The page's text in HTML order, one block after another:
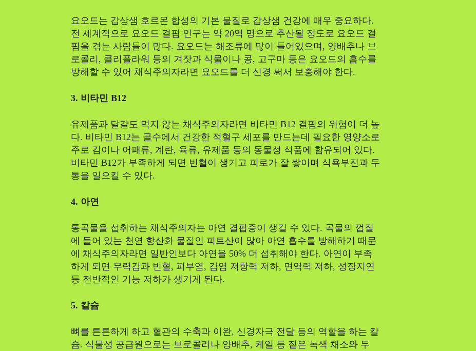
요오드는 갑상샘 호르몬 합성의 기본 물질로 갑상샘 건강에 매우 중요하다.
전 세계적으로 요오드 결핍 인구는 약 20억 명으로 추산될 정도로 요오드 결
핍을 겪는 사람들이 많다. 요오드는 해조류에 많이 들어있으며, 양배추나 브
로콜리, 콜리플라워 등의 겨잣과 식물이나 콩, 고구마 등은 요오드의 흡수를
방해할 수 있어 채식주의자라면 요오드를 더 신경 써서 보충해야 한다.
3. 비타민 B12
유제품과 달걀도 먹지 않는 채식주의자라면 비타민 B12 결핍의 위험이 더 높
다. 비타민 B12는 골수에서 건강한 적혈구 세포를 만드는데 필요한 영양소로
주로 김이나 어패류, 계란, 육류, 유제품 등의 동물성 식품에 함유되어 있다.
비타민 B12가 부족하게 되면 빈혈이 생기고 피로가 잘 쌓이며 식욕부진과 두
통을 일으킬 수 있다.
4. 아연
통곡물을 섭취하는 채식주의자는 아연 결핍증이 생길 수 있다. 곡물의 껍질
에 들어 있는 천연 항산화 물질인 피트산이 많아 아연 흡수를 방해하기 때문
에 채식주의자라면 일반인보다 아연을 50% 더 섭취해야 한다. 아연이 부족
하게 되면 무력감과 빈혈, 피부염, 감염 저항력 저하, 면역력 저하, 성장지연
등 전반적인 기능 저하가 생기게 된다.
5. 칼슘
뼈를 튼튼하게 하고 혈관의 수축과 이완, 신경자극 전달 등의 역할을 하는 칼
슘. 식물성 공급원으로는 브로콜리나 양배추, 케일 등 짙은 녹색 채소와 두